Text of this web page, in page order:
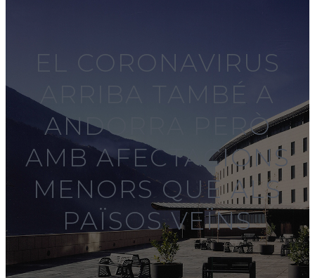
EL CORONAVIRUS
ARRIBA TAMBÉ A
ANDORRA PERÒ
AMB AFECTACIONS
MENORS QUE ALS
PAÏSOS VEÏNS